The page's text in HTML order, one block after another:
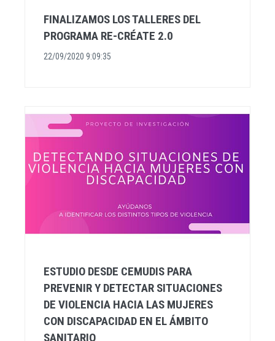
FINALIZAMOS LOS TALLERES DEL
PROGRAMA RE-CRÉATE 2.0
22/09/2020 9:09:35
ESTUDIO DESDE CEMUDIS PARA
PREVENIR Y DETECTAR SITUACIONES
DE VIOLENCIA HACIA LAS MUJERES
CON DISCAPACIDAD EN EL ÁMBITO
SANITARIO